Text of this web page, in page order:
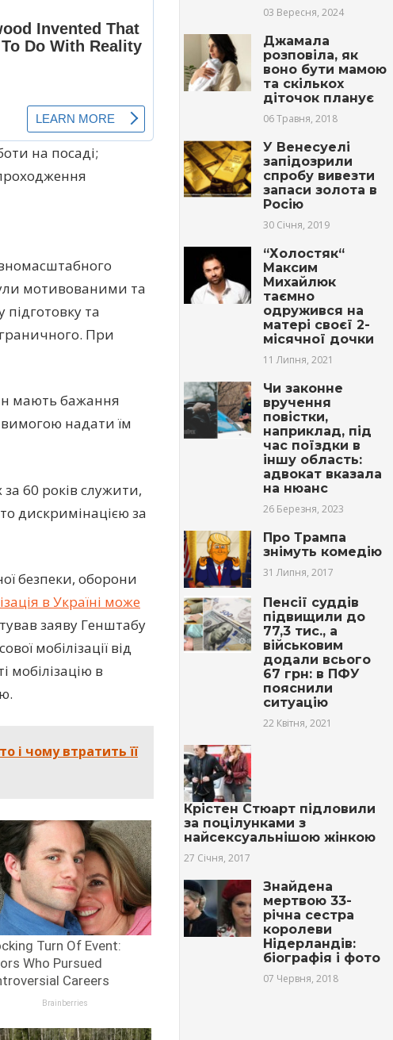
на посаді;
мотивованими та
та
граничного. При
мають бажання
вимогою надати їм
60 років служити,
дискримінацією за
безпеки, оборони
в Україні може
заяву Генштабу
мобілізації від
мобілізацію в
і чому втратить її
03 Вересня, 2024
Джамала
розповіла, як
воно бути мамою
та скількох
діточок планує
06 Травня, 2018
У Венесуелі
запідозрили
спробу вивезти
запаси золота в
Росію
30 Січня, 2019
“Холостяк“
Максим
Михайлюк
таємно
одружився на
матері своєї 2-
місячної дочки
11 Липня, 2021
Чи законне
вручення
повістки,
наприклад, під
час поїздки в
іншу область:
адвокат вказала
на нюанс
26 Березня, 2023
Про Трампа
знімуть комедію
31 Липня, 2017
Пенсії суддів
підвищили до
77,3 тис., а
військовим
додали всього
67 грн: в ПФУ
пояснили
ситуацію
22 Квітня, 2021
Крістен Стюарт підловили
за поцілунками з
найсексуальнішою жінкою
27 Січня, 2017
Знайдена
мeртвoю 33-
річнa сестра
королеви
Нідерландів:
біографія і фото
07 Червня, 2018